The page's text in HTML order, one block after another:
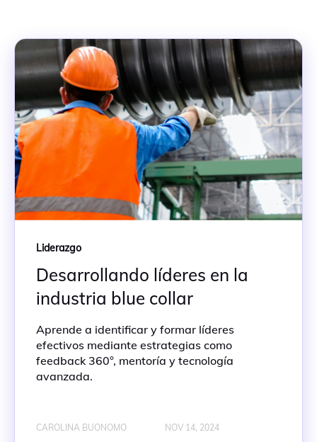
Liderazgo
Desarrollando líderes en la
industria blue collar
Aprende a identificar y formar líderes
efectivos mediante estrategias como
feedback 360°, mentoría y tecnología
avanzada.
CAROLINA BUONOMO NOV 14, 2024